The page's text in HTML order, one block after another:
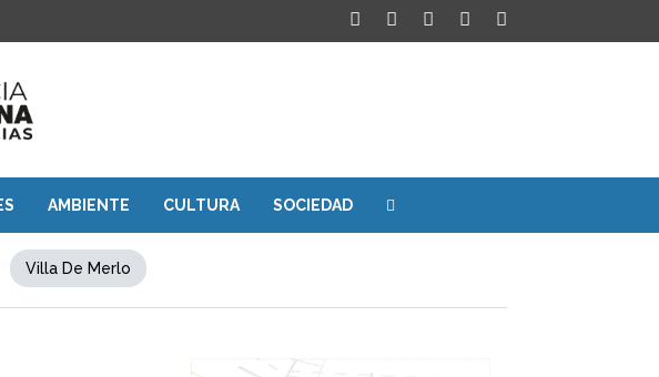
AMBIENTE CULTURA SOCIEDAD
Villa De Merlo